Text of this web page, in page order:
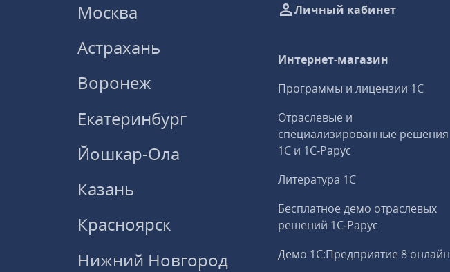
Москва
Астрахань
Воронеж
Екатеринбург
Йошкар-Ола
Казань
Красноярск
Нижний Новгород
Личный кабинет
Интернет-магазин
Программы и лицензии 1С
Отраслевые и
специализированные решения
1С и 1С‑Рарус
Литература 1С
Бесплатное демо отраслевых
решений 1С‑Рарус
Демо 1С:Предприятие 8 онлайн